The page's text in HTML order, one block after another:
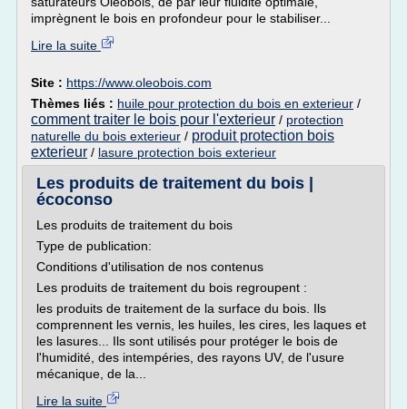
imprègnent le bois en profondeur pour le stabiliser...
Lire la suite
Site : https://www.oleobois.com
Thèmes liés : huile pour protection du bois en exterieur /
comment traiter le bois pour l'exterieur / protection
naturelle du bois exterieur / produit protection bois
exterieur / lasure protection bois exterieur
Les produits de traitement du bois |
écoconso
Les produits de traitement du bois
Type de publication:
Conditions d'utilisation de nos contenus
Les produits de traitement du bois regroupent :
les produits de traitement de la surface du bois. Ils
comprennent les vernis, les huiles, les cires, les laques et
les lasures... Ils sont utilisés pour protéger le bois de
l'humidité, des intempéries, des rayons UV, de l'usure
mécanique, de la...
Lire la suite